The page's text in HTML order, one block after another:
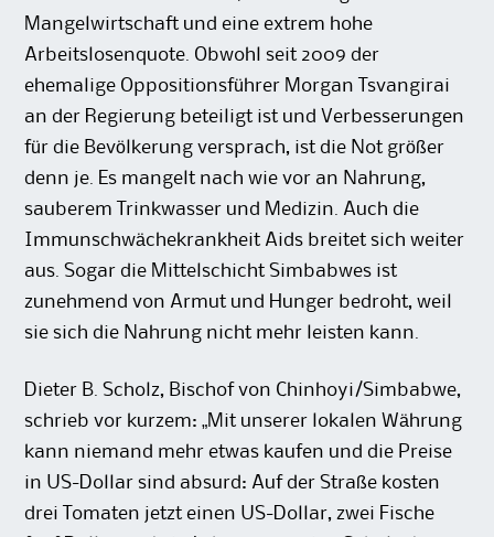
Mangelwirtschaft und eine extrem hohe
Arbeitslosenquote. Obwohl seit 2009 der
ehemalige Oppositionsführer Morgan Tsvangirai
an der Regierung beteiligt ist und Verbesserungen
für die Bevölkerung versprach, ist die Not größer
denn je. Es mangelt nach wie vor an Nahrung,
sauberem Trinkwasser und Medizin. Auch die
Immunschwächekrankheit Aids breitet sich weiter
aus. Sogar die Mittelschicht Simbabwes ist
zunehmend von Armut und Hunger bedroht, weil
sie sich die Nahrung nicht mehr leisten kann.
Dieter B. Scholz, Bischof von Chinhoyi/Simbabwe,
schrieb vor kurzem: „Mit unserer lokalen Währung
kann niemand mehr etwas kaufen und die Preise
in US-Dollar sind absurd: Auf der Straße kosten
drei Tomaten jetzt einen US-Dollar, zwei Fische